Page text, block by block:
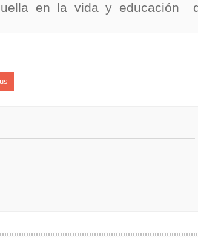
en la vida y educación